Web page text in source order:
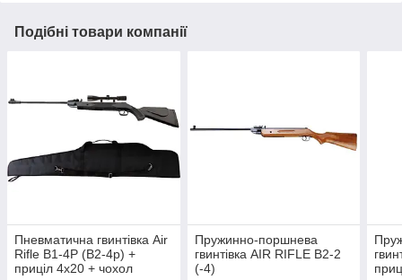
Подібні товари компанії
Пневматична гвинтівка Air
Rifle B1-4Р (B2-4p) +
приціл 4х20 + чохол
Пружинно-поршнева
гвинтівка AIR RIFLE B2-2
(-4)